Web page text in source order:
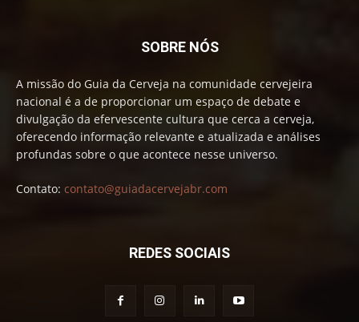
SOBRE NÓS
A missão do Guia da Cerveja na comunidade cervejeira
nacional é a de proporcionar um espaço de debate e
divulgação da efervescente cultura que cerca a cerveja,
oferecendo informação relevante e atualizada e análises
profundas sobre o que acontece nesse universo.
Contato: contato@guiadacervejabr.com
REDES SOCIAIS